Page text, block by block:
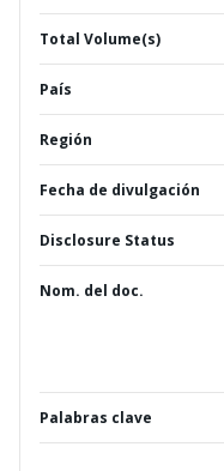
Total Volume(s)
País
Región
Fecha de divulgación
Disclosure Status
Nom. del doc.
Palabras clave